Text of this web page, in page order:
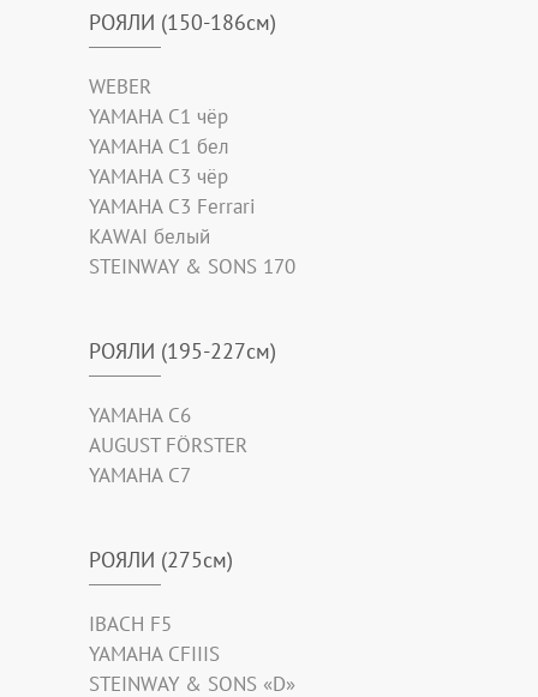
РОЯЛИ (150-186см)
WEBER
YAMAHA C1 чёр
YAMAHA C1 бел
YAMAHA C3 чёр
YAMAHA C3 Ferrari
KAWAI белый
STEINWAY & SONS 170
РОЯЛИ (195-227см)
YAMAHA C6
AUGUST FÖRSTER
YAMAHA C7
РОЯЛИ (275см)
IBACH F5
YAMAHA CFIIIS
STEINWAY & SONS «D»